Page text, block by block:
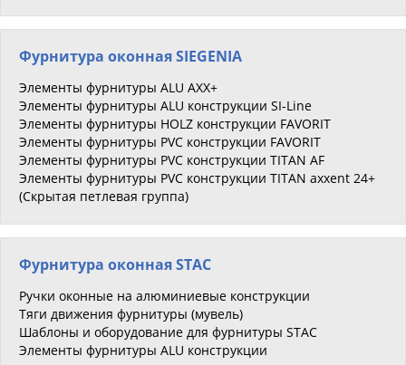
Фурнитура оконная SIEGENIA
Элементы фурнитуры ALU AXX+
Элементы фурнитуры ALU конструкции SI-Line
Элементы фурнитуры HOLZ конструкции FAVORIT
Элементы фурнитуры PVC конструкции FAVORIT
Элементы фурнитуры PVC конструкции TITAN AF
Элементы фурнитуры PVC конструкции TITAN axxent 24+
(Скрытая петлевая группа)
Фурнитура оконная STAC
Ручки оконные на алюминиевые конструкции
Тяги движения фурнитуры (мувель)
Шаблоны и оборудование для фурнитуры STAC
Элементы фурнитуры ALU конструкции